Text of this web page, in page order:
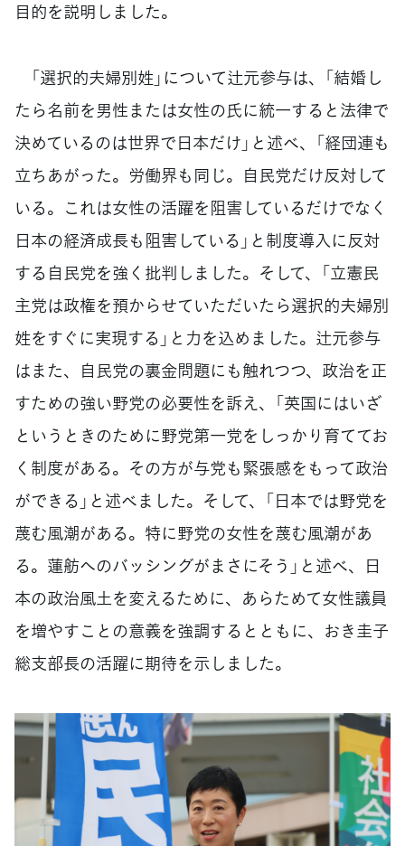
目的を説明しました。
「選択的夫婦別姓」について辻元参与は、「結婚し
たら名前を男性または女性の氏に統一すると法律で
決めているのは世界で日本だけ」と述べ、「経団連も
立ちあがった。労働界も同じ。自民党だけ反対して
いる。これは女性の活躍を阻害しているだけでなく
日本の経済成長も阻害している」と制度導入に反対
する自民党を強く批判しました。そして、「立憲民
主党は政権を預からせていただいたら選択的夫婦別
姓をすぐに実現する」と力を込めました。辻元参与
はまた、自民党の裏金問題にも触れつつ、政治を正
すための強い野党の必要性を訴え、「英国にはいざ
というときのために野党第一党をしっかり育ててお
く制度がある。その方が与党も緊張感をもって政治
ができる」と述べました。そして、「日本では野党を
蔑む風潮がある。特に野党の女性を蔑む風潮があ
る。蓮舫へのバッシングがまさにそう」と述べ、日
本の政治風土を変えるために、あらためて女性議員
を増やすことの意義を強調するとともに、おき圭子
総支部長の活躍に期待を示しました。